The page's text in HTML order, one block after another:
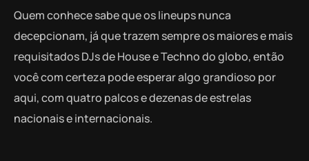
Quem conhece sabe que os lineups nunca
decepcionam, já que trazem sempre os maiores e mais
requisitados DJs de House e Techno do globo, então
você com certeza pode esperar algo grandioso por
aqui, com quatro palcos e dezenas de estrelas
nacionais e internacionais.